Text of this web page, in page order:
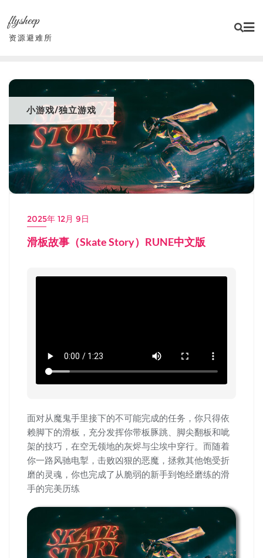
content
flysheep
资源避难所
小游戏/独立游戏
2025年 12月 9日
滑板故事（Skate Story）RUNE中文版
面对从魔鬼手里接下的不可能完成的任务，你只得依
赖脚下的滑板，充分发挥你带板豚跳、脚尖翻板和呲
架的技巧，在空无领地的灰烬与尘埃中穿行。而随着
你一路风驰电掣，击败凶狠的恶魔，拯救其他饱受折
磨的灵魂，你也完成了从脆弱的新手到饱经磨练的滑
手的完美历练